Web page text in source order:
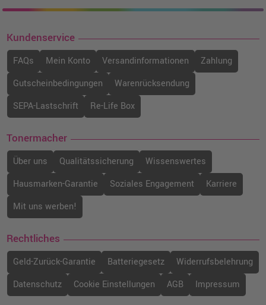
Kundenservice
FAQs Mein Konto Versandinformationen
Zahlung
Gutscheinbedingungen
Warenrücksendung
SEPA-Lastschrift
Re-Life Box
Tonermacher
Über uns Qualitätssicherung
Wissenswertes
Hausmarken-Garantie
Soziales Engagement
Karriere
Mit uns werben!
Rechtliches
Geld-Zurück-Garantie Batteriegesetz
Widerrufsbelehrung
Datenschutz
Cookie Einstellungen AGB Impressum